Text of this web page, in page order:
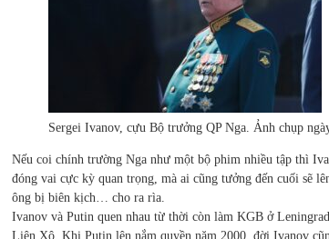
Sergei Ivanov, cựu Bộ trưởng QP Nga. Ảnh chụp
Nếu coi chính trường Nga như một bộ phim nhiều tập thì
đóng vai cực kỳ quan trọng, mà ai cũng tưởng đến cuối sẽ
ông bị biên kịch… cho ra rìa.
Ivanov và Putin quen nhau từ thời còn làm KGB ở
Liên Xô. Khi Putin lên nắm quyền năm 2000, đời Ivanov